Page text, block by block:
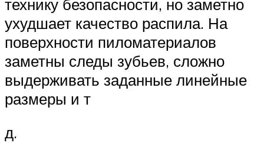
технику безопасности, но заметно
ухудшает качество распила. На
поверхности пиломатериалов
заметны следы зубьев, сложно
выдерживать заданные линейные
размеры и т
д.